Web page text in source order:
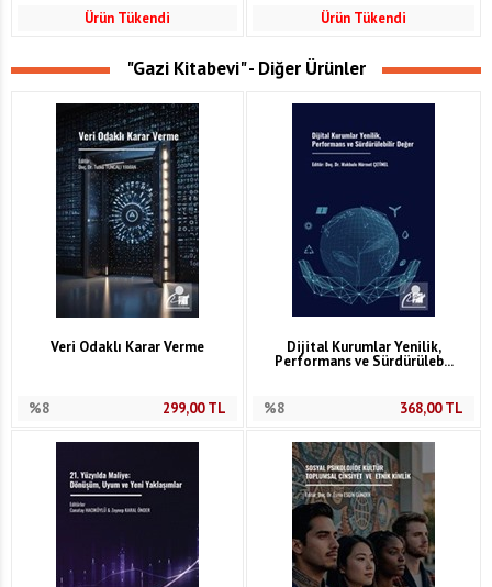
Ürün Tükendi Ürün Tükendi
"Gazi Kitabevi" - Diğer Ürünler
Veri Odaklı Karar Verme
%8 299,00TL
Dijital Kurumlar Yenilik,
Performans ve Sürdürüleb...
%8 368,00TL